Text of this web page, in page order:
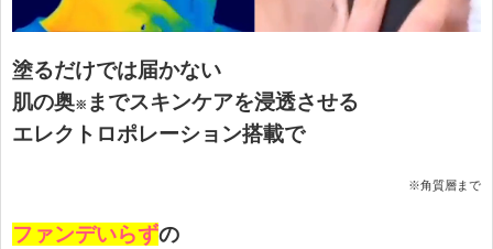
塗るだけでは届かない
肌の奥※ までスキンケアを浸透させる
エレクトロポレーション搭載で
※角質層まで
ファンデいらずの